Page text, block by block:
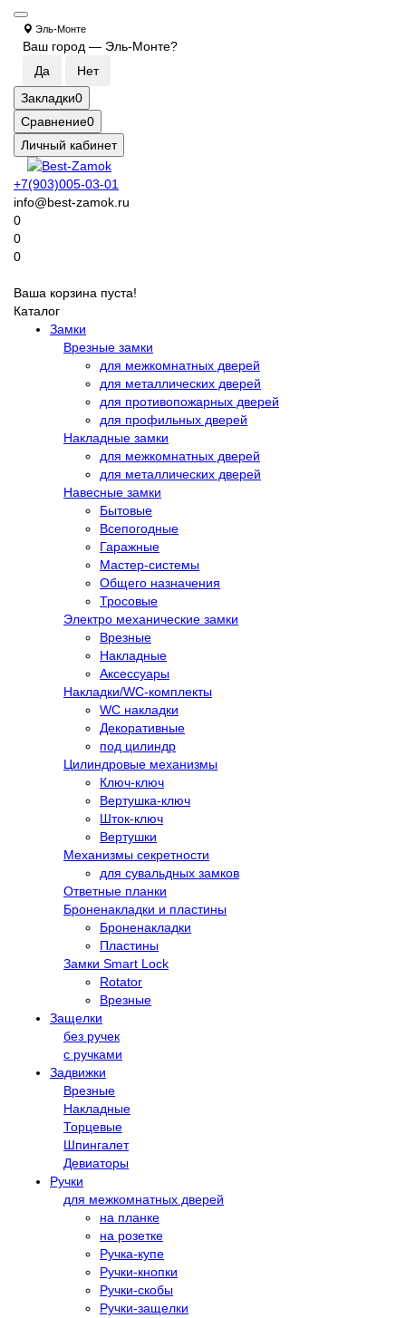
Эль-Монте
Ваш город — Эль-Монте?
Закладки0
Сравнение0
Личный кабинет
+7(903)005-03-01
info@best-zamok.ru
0
0
0
Ваша корзина пуста!
Каталог
Замки
Врезные замки
для межкомнатных дверей
для металлических дверей
для противопожарных дверей
для профильных дверей
Накладные замки
для межкомнатных дверей
для металлических дверей
Навесные замки
Бытовые
Всепогодные
Гаражные
Мастер-системы
Общего назначения
Тросовые
Электро механические замки
Врезные
Накладные
Аксессуары
Накладки/WC-комплекты
WC накладки
Декоративные
под цилиндр
Цилиндровые механизмы
Ключ-ключ
Вертушка-ключ
Шток-ключ
Вертушки
Механизмы секретности
для сувальдных замков
Ответные планки
Броненакладки и пластины
Броненакладки
Пластины
Замки Smart Lock
Rotator
Врезные
Защелки
без ручек
с ручками
Задвижки
Врезные
Накладные
Торцевые
Шпингалет
Девиаторы
Ручки
для межкомнатных дверей
на планке
на розетке
Ручка-купе
Ручки-кнопки
Ручки-скобы
Ручки-защелки